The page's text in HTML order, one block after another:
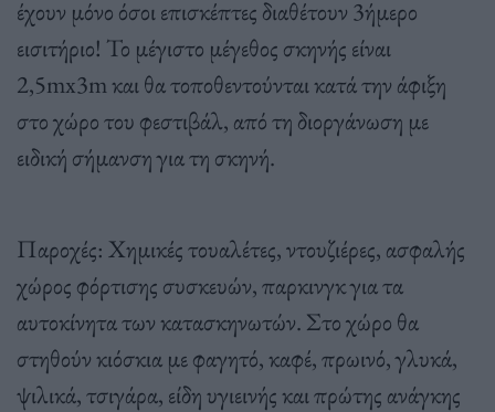
έχουν μόνο όσοι επισκέπτες διαθέτουν 3ήμερο
εισιτήριο! Το μέγιστο μέγεθος σκηνής είναι
2,5mx3m και θα τοποθεντούνται κατά την άφιξη
στο χώρο του φεστιβάλ, από τη διοργάνωση με
ειδική σήμανση για τη σκηνή.
Παροχές: Χημικές τουαλέτες, ντουζιέρες, ασφαλής
χώρος φόρτισης συσκευών, παρκινγκ για τα
αυτοκίνητα των κατασκηνωτών. Στο χώρο θα
στηθούν κιόσκια με φαγητό, καφέ, πρωινό, γλυκά,
ψιλικά, τσιγάρα, είδη υγιεινής και πρώτης ανάγκης